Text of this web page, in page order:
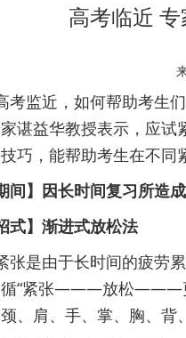
高考临近
考监近，如何帮助考生
谌益华教授表示，应
巧，能帮助考生在不同
间】因长时间复习所造
式】渐进式放松法
张是由于长时间的疲劳
循“紧张———放松
、肩、手、掌、胸、背